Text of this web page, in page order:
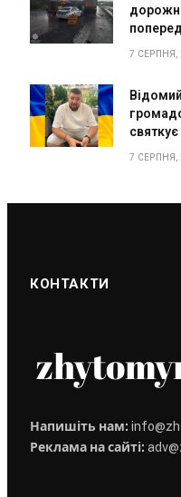
7 СЕРПНЯ,
7 СЕРПНЯ,
КОНТАКТИ
Напишіть нам:
Реклама на сайті: